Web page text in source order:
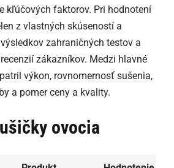
kľúčových faktorov. Pri hodnotení
z vlastných skúseností a
zahraničných testov a
zákazníkov. Medzi hlavné
výkon, rovnomernosť sušenia,
a pomer ceny a kvality.
ovocia